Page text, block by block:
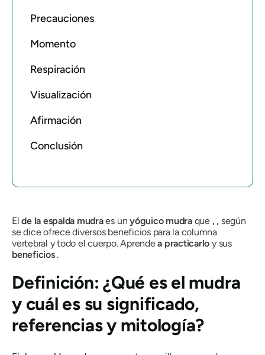
Precauciones
Momento
Respiración
Visualización
Afirmación
Conclusión
Elde la espalda mudraes unyóguico mudraque ,, según
se dice ofrece diversos beneficios para la columna
vertebral y todo el cuerpo. Aprendea practicarlo y sus
beneficios.
Definición: ¿Qué esel mudra
y cuál es su significado,
referencias y mitología?